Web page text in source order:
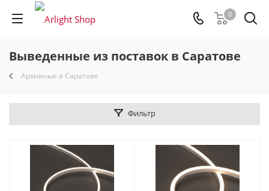
0
Выведенные из поставок в Саратове
Архивные в Саратове
Фильтр